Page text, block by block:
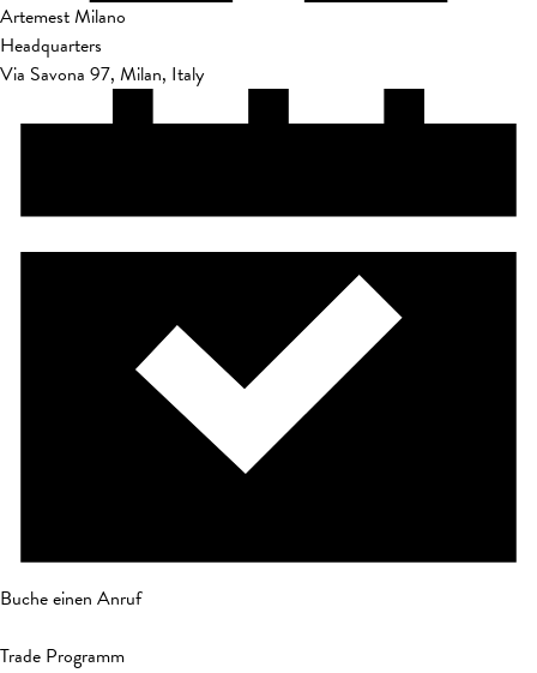
Artemest Milano
Headquarters
Via Savona 97, Milan, Italy
Buche einen Anruf
Trade Programm